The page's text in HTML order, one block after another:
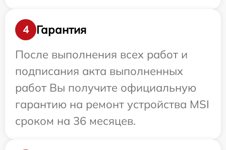
4
Гарантия
После выполнения всех работ и
подписания акта выполненных
работ Вы получите официальную
гарантию на ремонт устройства MSI
сроком на 36 месяцев.